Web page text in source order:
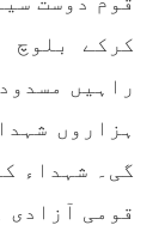
واقعے سے
بلوچ نے
کرکے بلوچ
راہیں
ہزاروں
گی۔ شہداء
قومی آزادی